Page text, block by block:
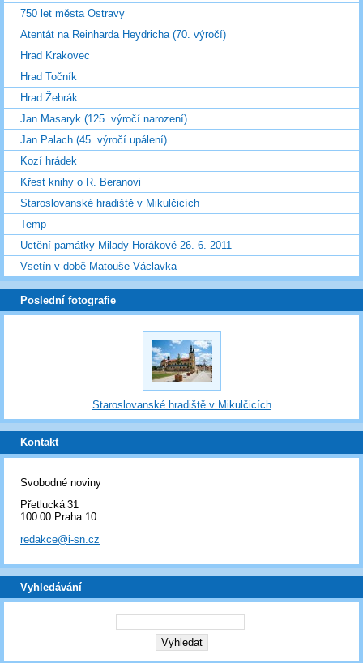
750 let města Ostravy
Atentát na Reinharda Heydricha (70. výročí)
Hrad Krakovec
Hrad Točník
Hrad Žebrák
Jan Masaryk (125. výročí narození)
Jan Palach (45. výročí upálení)
Kozí hrádek
Křest knihy o R. Beranovi
Staroslovanské hradiště v Mikulčicích
Temp
Uctění památky Milady Horákové 26. 6. 2011
Vsetín v době Matouše Václavka
Poslední fotografie
Staroslovanské hradiště v Mikulčicích
Kontakt
Svobodné noviny
Přetlucká 31
100 00 Praha 10
redakce@i-sn.cz
Vyhledávání